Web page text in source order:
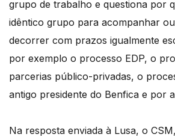
grupo de trabalho e questiona por
idêntico grupo para acompanhar
decorrer com prazos igualmente
por exemplo o processo EDP, o
parcerias público-privadas, o
antigo presidente do Benfica e por
Na resposta enviada à Lusa, o